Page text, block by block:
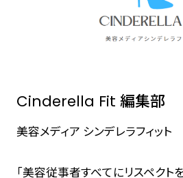
Cinderella Fit 編集部
美容メディア シンデレラフィット
「美容従事者すべてにリスペクト